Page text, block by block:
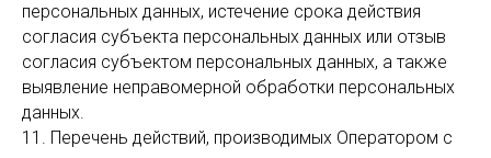
персональных данных, истечение срока действия
согласия субъекта персональных данных или отзыв
согласия субъектом персональных данных, а также
выявление неправомерной обработки персональных
данных.
11. Перечень действий, производимых Оператором с